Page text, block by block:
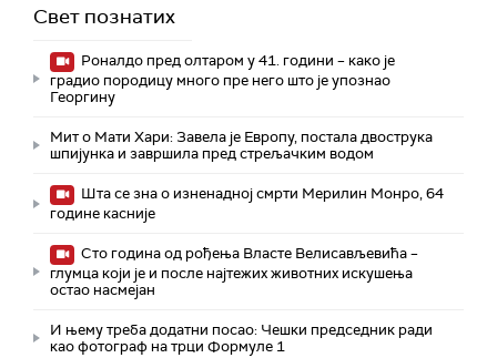
Свет познатих
Роналдо пред олтаром у 41. години – како је
градио породицу много пре него што је упознао
Георгину
Мит о Мати Хари: Завела је Европу, постала двострука
шпијунка и завршила пред стрељачким водом
Шта се зна о изненадној смрти Мерилин Монро, 64
године касније
Сто година од рођења Власте Велисављевића –
глумца који је и после најтежих животних искушења
остао насмејан
И њему треба додатни посао: Чешки председник ради
као фотограф на трци Формуле 1